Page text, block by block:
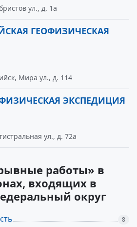
ул., д. 1а
ГЕОФИЗИЧЕСКАЯ
Мира ул., д. 114
ЭКСПЕДИЦИЯ
ул., д. 72а
работы» в
входящих в
округ
8